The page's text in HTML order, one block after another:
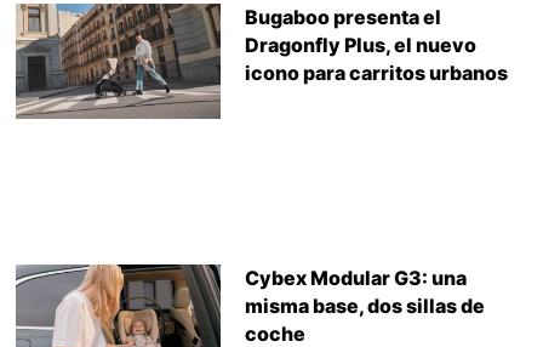
Bugaboo presenta el
Dragonfly Plus, el nuevo
icono para carritos urbanos
Cybex Modular G3: una
misma base, dos sillas de
coche